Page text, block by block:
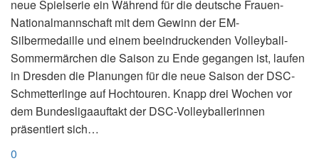
neue Spielserie ein Während für die deutsche Frauen-
Nationalmannschaft mit dem Gewinn der EM-
Silbermedaille und einem beeindruckenden Volleyball-
Sommermärchen die Saison zu Ende gegangen ist, laufen
in Dresden die Planungen für die neue Saison der DSC-
Schmetterlinge auf Hochtouren. Knapp drei Wochen vor
dem Bundesligaauftakt der DSC-Volleyballerinnen
präsentiert sich…
0